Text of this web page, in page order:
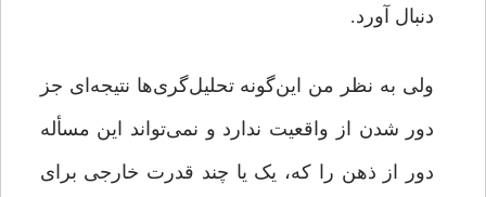
دنبال آورد.
ولی به نظر من این‌گونه تحلیل‌گری‌ها نتیجه‌ای جز
دور شدن از واقعیت ندارد و نمی‌تواند این مسأله
دور از ذهن را که، یک یا چند قدرت خارجی برای